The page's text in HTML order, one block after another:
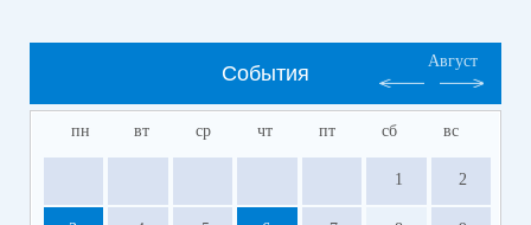
События
Август
пн вт ср чт пт сб вс
1 2